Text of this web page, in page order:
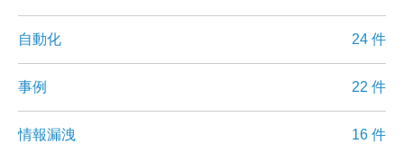
自動化 24 件
事例 22 件
情報漏洩 16 件